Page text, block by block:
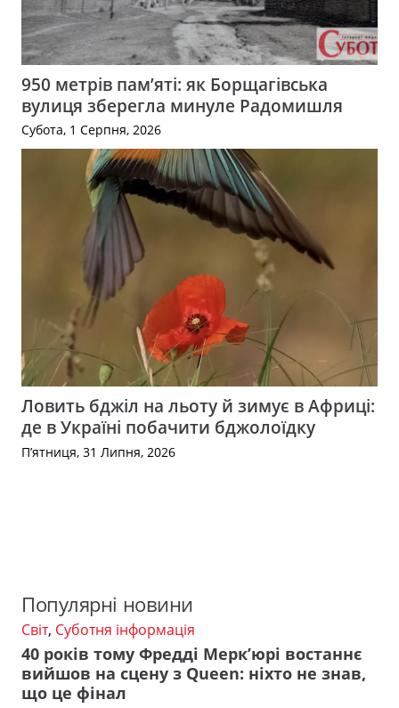
950 метрів пам’яті: як Борщагівська
вулиця зберегла минуле Радомишля
Субота, 1 Серпня, 2026
Ловить бджіл на льоту й зимує в Африці:
де в Україні побачити бджолоїдку
П’ятниця, 31 Липня, 2026
Популярні новини
Світ, Суботня інформація
40 років тому Фредді Мерк’юрі востаннє
вийшов на сцену з Queen: ніхто не знав,
що це фінал